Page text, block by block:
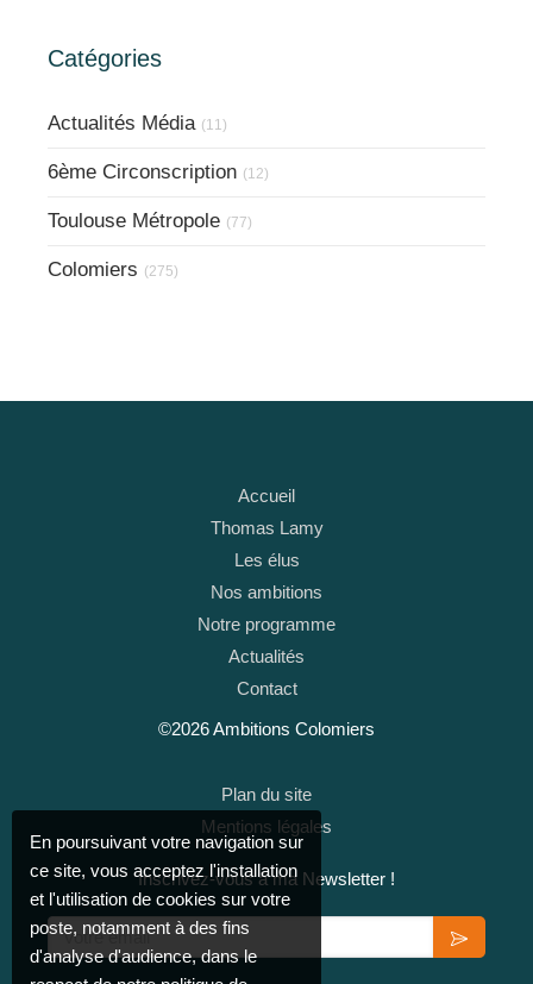
Catégories
Actualités Média (11)
6ème Circonscription (12)
Toulouse Métropole (77)
Colomiers (275)
Accueil
Thomas Lamy
Les élus
Nos ambitions
Notre programme
Actualités
Contact
©2026 Ambitions Colomiers
Plan du site
Mentions légales
Inscrivez-vous à ma Newsletter !
Votre email
En poursuivant votre navigation sur
ce site, vous acceptez l'installation
et l'utilisation de cookies sur votre
poste, notamment à des fins
d'analyse d'audience, dans le